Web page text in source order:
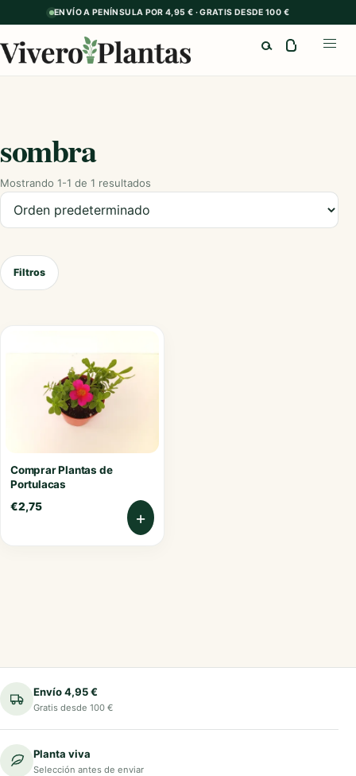
ENVÍO A PENÍNSULA POR 4,95 € · GRATIS DESDE 100 €
sombra
Mostrando 1-1 de 1 resultados
Ordenar productos
Filtros
Comprar Plantas de
Portulacas
€2,75
+
Envío 4,95 €
Gratis desde 100 €
Planta viva
Selección antes de enviar